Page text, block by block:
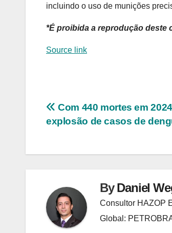
incluindo o uso de munições
*É proibida a reprodução deste
Source link
Navegação
de
Post
Com 440 mortes em
explosão de casos de
ByDaniel
Consultor HAZOP
Global: